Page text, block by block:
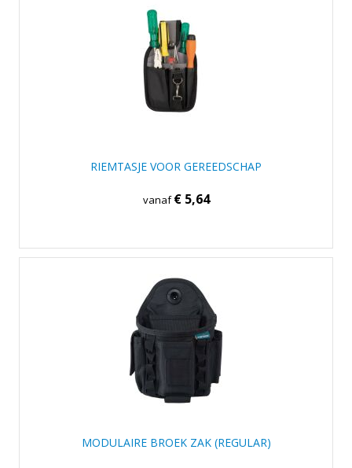
RIEMTASJE VOOR GEREEDSCHAP
vanaf€ 5,64
MODULAIRE BROEK ZAK (REGULAR)